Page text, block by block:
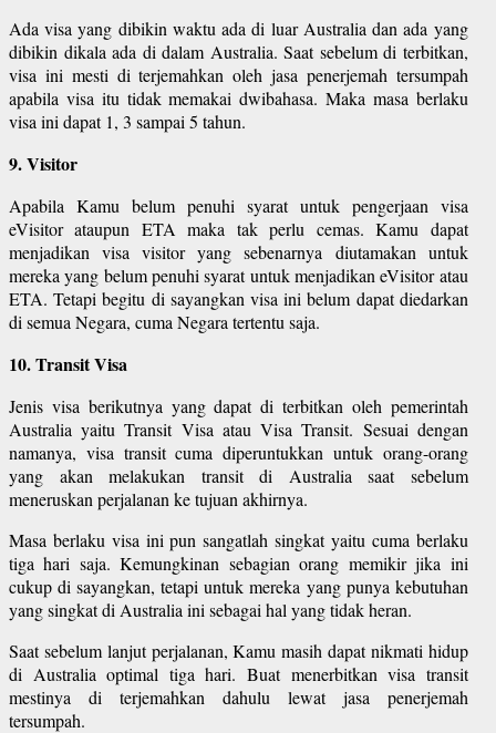
Ada visa yang dibikin waktu ada di luar Australia dan ada yang
dibikin dikala ada di dalam Australia. Saat sebelum di terbitkan,
visa ini mesti di terjemahkan oleh jasa penerjemah tersumpah
apabila visa itu tidak memakai dwibahasa. Maka masa berlaku
visa ini dapat 1, 3 sampai 5 tahun.
9. Visitor
Apabila Kamu belum penuhi syarat untuk pengerjaan visa
eVisitor ataupun ETA maka tak perlu cemas. Kamu dapat
menjadikan visa visitor yang sebenarnya diutamakan untuk
mereka yang belum penuhi syarat untuk menjadikan eVisitor atau
ETA. Tetapi begitu di sayangkan visa ini belum dapat diedarkan
di semua Negara, cuma Negara tertentu saja.
10. Transit Visa
Jenis visa berikutnya yang dapat di terbitkan oleh pemerintah
Australia yaitu Transit Visa atau Visa Transit. Sesuai dengan
namanya, visa transit cuma diperuntukkan untuk orang-orang
yang akan melakukan transit di Australia saat sebelum
meneruskan perjalanan ke tujuan akhirnya.
Masa berlaku visa ini pun sangatlah singkat yaitu cuma berlaku
tiga hari saja. Kemungkinan sebagian orang memikir jika ini
cukup di sayangkan, tetapi untuk mereka yang punya kebutuhan
yang singkat di Australia ini sebagai hal yang tidak heran.
Saat sebelum lanjut perjalanan, Kamu masih dapat nikmati hidup
di Australia optimal tiga hari. Buat menerbitkan visa transit
mestinya di terjemahkan dahulu lewat jasa penerjemah
tersumpah.